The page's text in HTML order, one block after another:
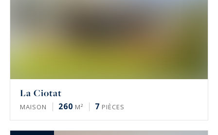
La Ciotat
MAISON 260 M² 7 PIÈCES